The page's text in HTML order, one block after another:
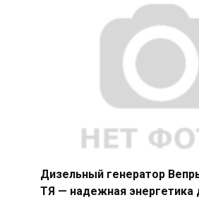
Дизельный генератор
ТЯ — надежная энергетика